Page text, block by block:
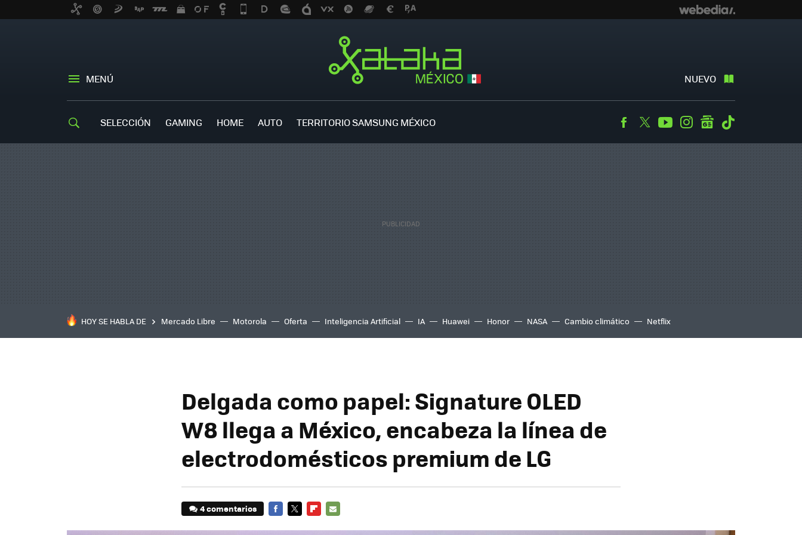
MENÚ NUEVO
SELECCIÓN GAMING HOME AUTO TERRITORIO SAMSUNG MÉXICO Facebook
TwitterYoutubeInstagramgooglenews
HOY SE HABLA DE Mercado Libre Motorola Oferta Inteligencia Artificial IA Huawei Honor NASA Cambio climático Netflix
Delgada como papel: Signature OLED
W8 llega a México, encabeza la línea de
electrodomésticos premium de LG
4 comentarios